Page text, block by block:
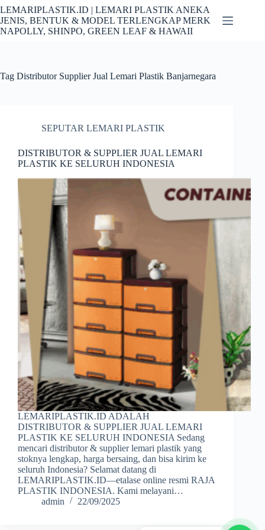
Skip
to
content
LEMARIPLASTIK.ID | LEMARI PLASTIK ANEKA
JENIS, BENTUK & MODEL TERLENGKAP MERK
NAPOLLY, SHINPO, GREEN LEAF & HAWAII
Tag Distributor Supplier Jual Lemari Plastik Banjarnegara
SEPUTAR LEMARI PLASTIK
DISTRIBUTOR & SUPPLIER JUAL LEMARI
PLASTIK KE SELURUH INDONESIA
LEMARIPLASTIK.ID ADALAH
DISTRIBUTOR & SUPPLIER JUAL LEMARI
PLASTIK KE SELURUH INDONESIA Sedang
mencari distributor & supplier lemari plastik yang
stoknya lengkap, harga bersaing, dan bisa kirim ke
seluruh Indonesia? Selamat datang di
LEMARIPLASTIK.ID—etalase online resmi RAJA
PLASTIK INDONESIA. Kami melayani…
admin
22/09/2025